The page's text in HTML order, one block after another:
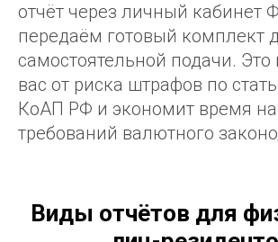
отчёт через личный кабинет
передаём готовый комплект
самостоятельной подачи. Это
вас от риска штрафов по
КоАП РФ и экономит время на
требований валютного
Виды отчётов для